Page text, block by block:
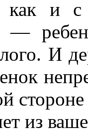
и с
—
И
из